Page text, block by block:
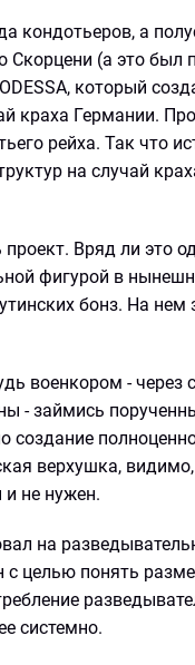
кондотьеров, а
Скорцени (а это был
который
краха Германии.
рейха. Так что
на случай
Вряд ли это
фигурой в
бонз. На нем
военкором - через
- займись
создание
верхушка, видимо,
не нужен.
на
целью понять
системно.